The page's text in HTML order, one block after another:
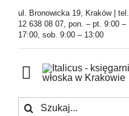
Przejdź
zawartości
ul. Bronowicka 19, Kraków | tel.
12 638 08 07, pon. – pt. 9:00 –
17:00, sob. 9:00 – 13:00
Toggle
Navigation
Księgarnia
Szukaj